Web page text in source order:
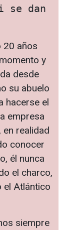
se dan
20 años
y
desde
su abuelo
hacerse el
empresa
en realidad
conocer
él nunca
el charco,
el Atlántico
siempre